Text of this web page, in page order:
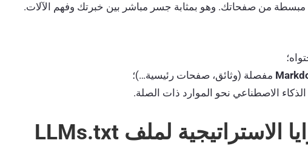
من صفحاتك. وهو بمثابة جسر مباشر بين خبرتك وفهم الآلات.
مفصلة (وثائق، صفحات رئيسية…)؛
الذكاء الاصطناعي نحو الموارد ذات الصلة.
2. ما هي المزايا الاستراتيجية لملف LLMs.txt